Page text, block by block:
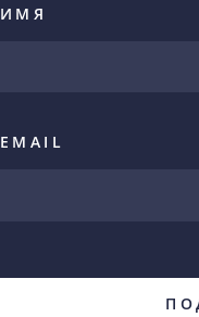
ИМЯ
EMAIL